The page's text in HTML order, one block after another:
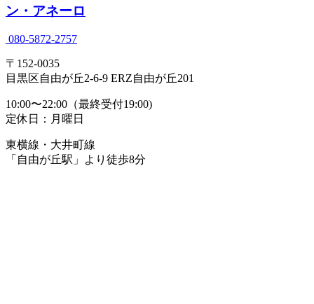
080-5872-2757
〒152-0035
目黒区自由が丘2-6-9 ERZ自由が丘201
10:00〜22:00（最終受付19:00)
定休日：月曜日
東横線・大井町線
「自由が丘駅」より徒歩8分